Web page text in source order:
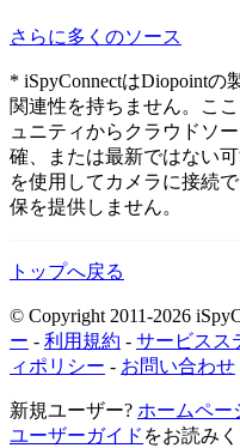
さらに多くのソース
* iSpyConnectはDiopoint
関連性を持ちません。こ
ュニティからクラウドソ
確、または最新ではない
を使用してカメラに接続
保を提供しません。
トップへ戻る
© Copyright 2011-2026
ー - 利用規約 - サービスス
ィポリシー - お問い合わせ
新規ユーザー? ホームペー
ユーザーガイド をお読み